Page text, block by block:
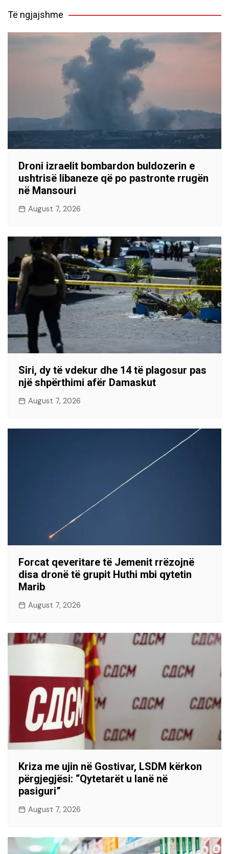
Të ngjajshme
Droni izraelit bombardon buldozerin e
ushtrisë libaneze që po pastronte rrugën
në Mansouri
August 7, 2026
Siri, dy të vdekur dhe 14 të plagosur pas
një shpërthimi afër Damaskut
August 7, 2026
Forcat qeveritare të Jemenit rrëzojnë
disa dronë të grupit Huthi mbi qytetin
Marib
August 7, 2026
Kriza me ujin në Gostivar, LSDM kërkon
përgjegjësi: “Qytetarët u lanë në
pasiguri”
August 7, 2026